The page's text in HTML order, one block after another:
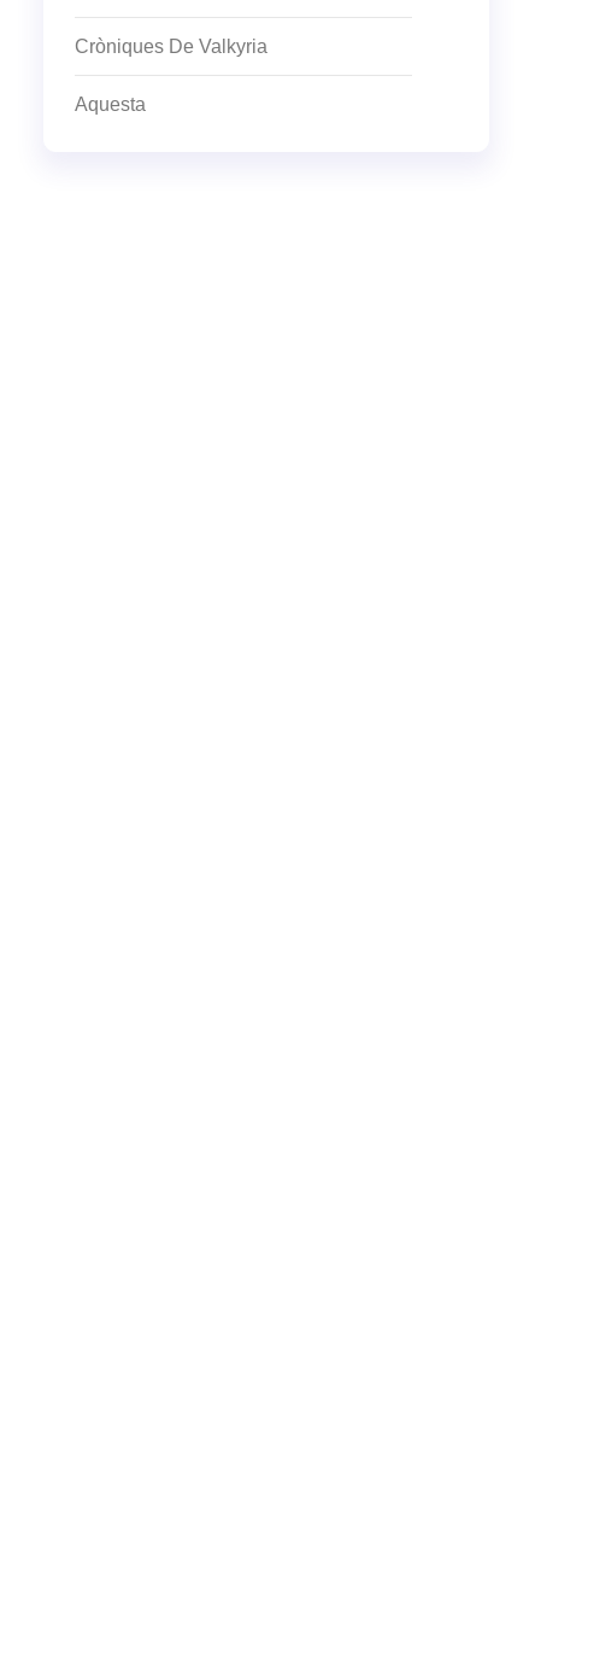
Cròniques De Valkyria
Aquesta